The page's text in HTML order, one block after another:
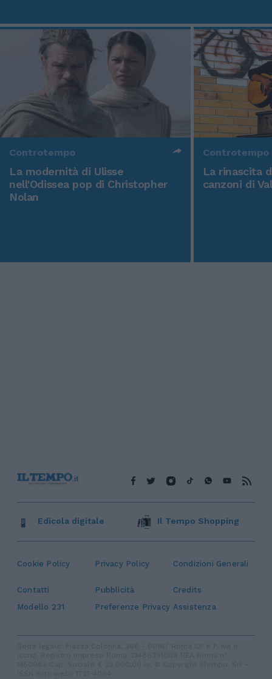
Controtempo
La modernità di Ulisse
nell'Odissea pop di Christopher
Nolan
Controtempo
La rinascita
canzoni di
Cookie Policy Privacy Policy Condizioni Generali
Contatti Pubblicità
Credits
Modello 231
Preferenze Privacy Assistenza
Edicola digitale Il Tempo Shopping